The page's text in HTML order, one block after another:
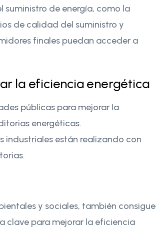
suministro de energía, como la
de calidad del suministro y
finales puedan acceder a
la eficiencia energética
públicas para mejorar la
energéticas.
industriales están realizando con
y sociales, también consigue
clave para mejorar la eficiencia